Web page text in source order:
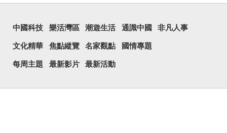
中國科技 樂活灣區 潮遊生活 通識中國 非凡人事
文化精華 焦點縱覽 名家觀點 國情專題
每周主題 最新影片 最新活動